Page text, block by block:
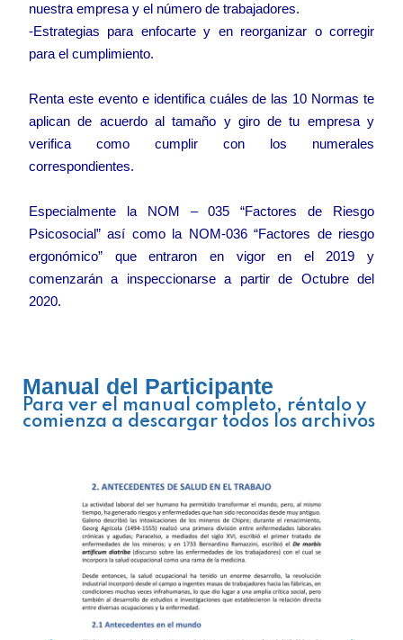
nuestra empresa y el número de trabajadores.
-Estrategias para enfocarte y en reorganizar o corregir
para el cumplimiento.
Renta este evento e identifica cuáles de las 10 Normas te
aplican de acuerdo al tamaño y giro de tu empresa y
verifica como cumplir con los numerales
correspondientes.
Especialmente la NOM – 035 “Factores de Riesgo
Psicosocial” así como la NOM-036 “Factores de riesgo
ergonómico” que entraron en vigor en el 2019 y
comenzarán a inspeccionarse a partir de Octubre del
2020.
Manual del Participante
Para ver el manual completo, réntalo y
comienza a descargar todos los archivos